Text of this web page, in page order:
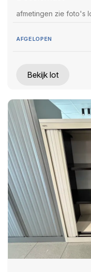
afmetingen zie foto's
AFGELOPEN
Bekijk lot